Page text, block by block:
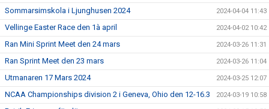
Sommarsimskola i Ljunghusen 2024 2024-04-04 11:43
Vellinge Easter Race den 1à april 2024-04-02 10:42
Ran Mini Sprint Meet den 24 mars 2024-03-26 11:31
Ran Sprint Meet den 23 mars 2024-03-26 11:04
Utmanaren 17 Mars 2024 2024-03-25 12:07
NCAA Championships division 2 i Geneva, Ohio den 12-16.3 2024-03-19 10:58